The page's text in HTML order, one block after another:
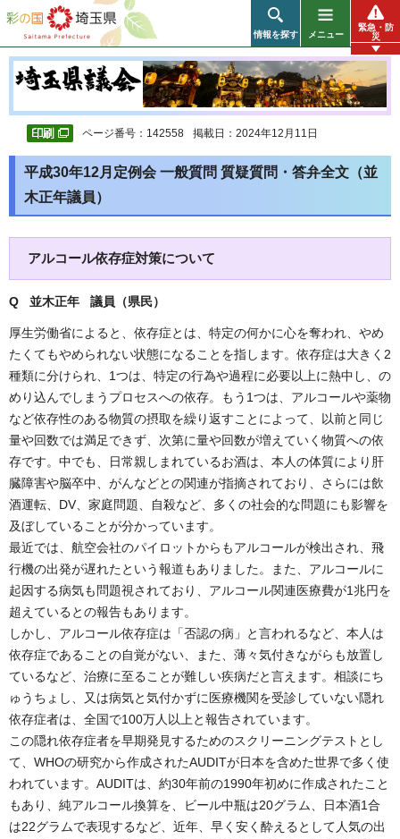
彩の国 埼玉県
情報を探す メニュー
緊急・防
災
ページ番号：142558 掲載日：2024年12月11日
平成30年12月定例会 一般質問 質疑質問・答弁全文（並
木正年議員）
アルコール依存症対策について
Q 並木正年 議員（県民）
厚生労働省によると、依存症とは、特定の何かに心を奪われ、やめ
たくてもやめられない状態になることを指します。依存症は大きく2
種類に分けられ、1つは、特定の行為や過程に必要以上に熱中し、の
めり込んでしまうプロセスへの依存。もう1つは、アルコールや薬物
など依存性のある物質の摂取を繰り返すことによって、以前と同じ
量や回数では満足できず、次第に量や回数が増えていく物質への依
存です。中でも、日常親しまれているお酒は、本人の体質により肝
臓障害や脳卒中、がんなどとの関連が指摘されており、さらには飲
酒運転、DV、家庭問題、自殺など、多くの社会的な問題にも影響を
及ぼしていることが分かっています。
最近では、航空会社のパイロットからもアルコールが検出され、飛
行機の出発が遅れたという報道もありました。また、アルコールに
起因する病気も問題視されており、アルコール関連医療費が1兆円を
超えているとの報告もあります。
しかし、アルコール依存症は「否認の病」と言われるなど、本人は
依存症であることの自覚がない、また、薄々気付きながらも放置し
ているなど、治療に至ることが難しい疾病だと言えます。相談にち
ゅうちょし、又は病気と気付かずに医療機関を受診していない隠れ
依存症者は、全国で100万人以上と報告されています。
この隠れ依存症者を早期発見するためのスクリーニングテストとし
て、WHOの研究から作成されたAUDITが日本を含めた世界で多く使
われています。AUDITは、約30年前の1990年初めに作成されたこと
もあり、純アルコール換算を、ビール中瓶は20グラム、日本酒1合
は22グラムで表現するなど、近年、早く安く酔えるとして人気の出